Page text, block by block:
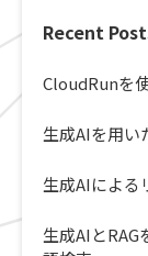
Recent
CloudRunを
生成AIを用
生成AIによる
生成AIと